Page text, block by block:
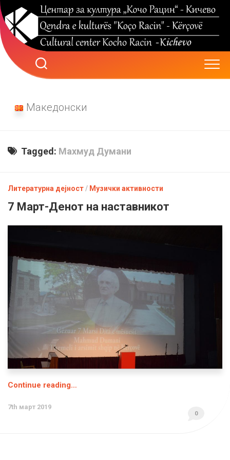
Skip
to
content
Македонски
Tagged: Махмуд Думани
Литературна дејност/ Музички активности
7 Март-Денот на настaвникот
Continue reading…
7th март 2019
0